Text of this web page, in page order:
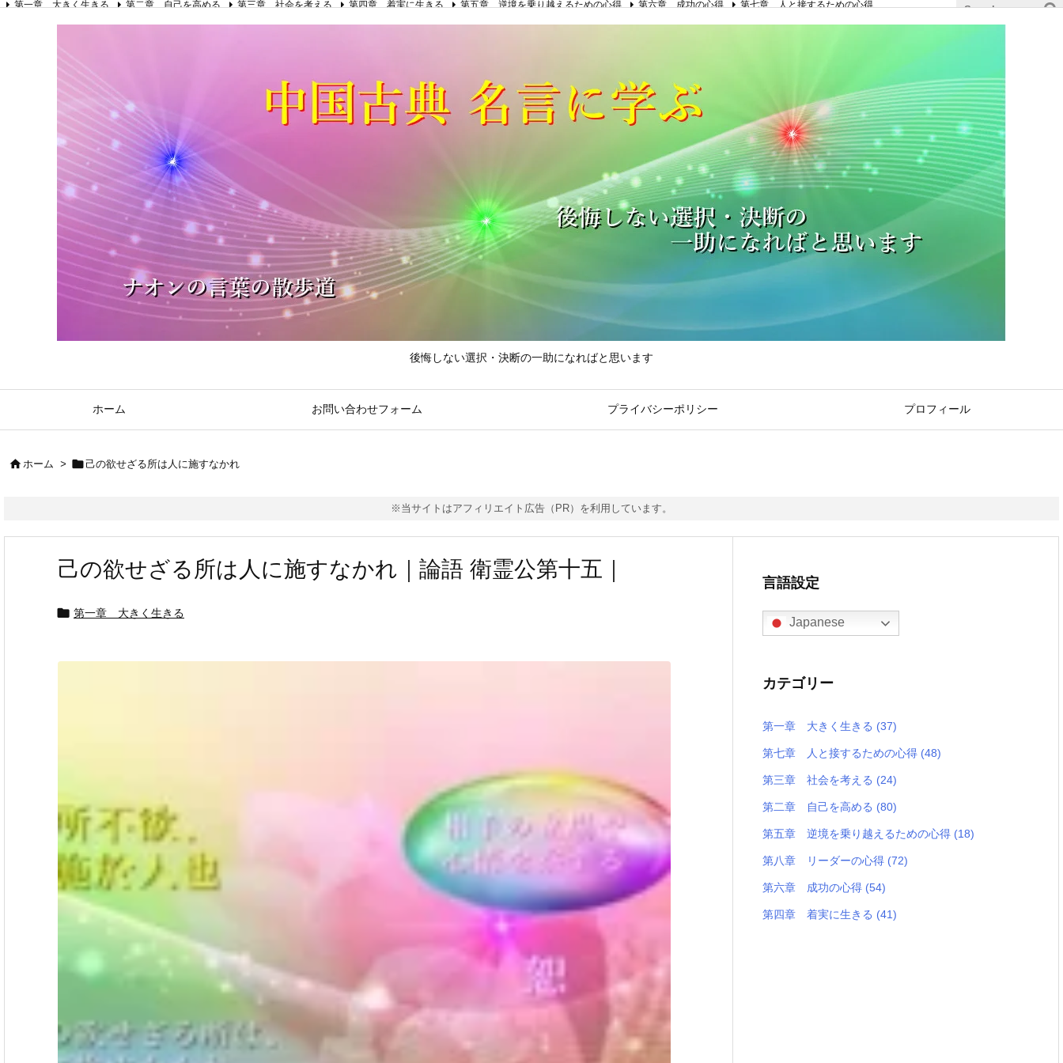
後悔しない選択・決断の一助になればと思います
ホーム お問い合わせフォーム プライバシーポリシー プロフィール
第一章 大きく生きる 第二章 自己を高める 第三章 社会を考える 第四章 着実に生きる 第五章 逆境を乗り越えるための心得 第六章 成功の心得
第七章 人と接するための心得
ホーム > 己の欲せざる所は人に施すなかれ
※当サイトはアフィリエイト広告（PR）を利用しています。
己の欲せざる所は人に施すなかれ｜論語 衛霊公第十五｜
 第一章 大きく生きる
言語設定
Japanese
カテゴリー
第一章 大きく生きる (37)
第七章 人と接するための心得 (48)
第三章 社会を考える (24)
第二章 自己を高める (80)
第五章 逆境を乗り越えるための心得 (18)
第八章 リーダーの心得 (72)
第六章 成功の心得 (54)
第四章 着実に生きる (41)